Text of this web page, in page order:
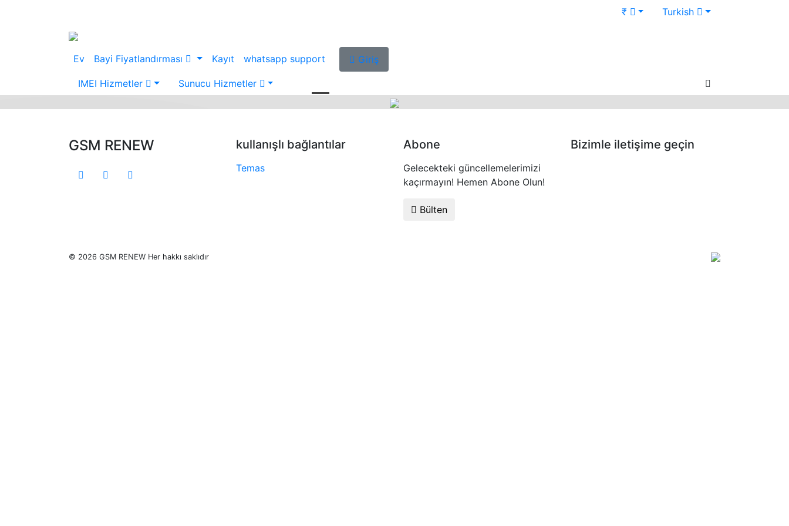
₹ Turkish
Ev Bayi Fiyatlandırması Kayıt whatsapp support Giriş
IMEI Hizmetler Sunucu Hizmetler
GSM RENEW kullanışlı bağlantılar
Temas
Abone
Gelecekteki güncellemelerimizi
kaçırmayın! Hemen Abone Olun!
Bülten
Bizimle iletişime geçin
© 2026 GSM RENEW Her hakkı saklıdır